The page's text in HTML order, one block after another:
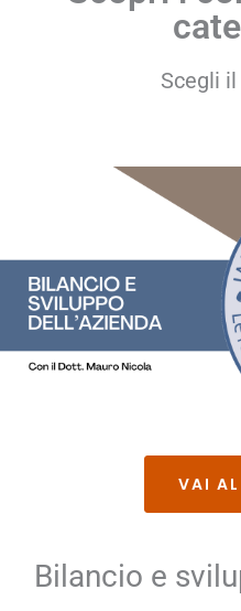
Scegli
VAI
Bilancio e